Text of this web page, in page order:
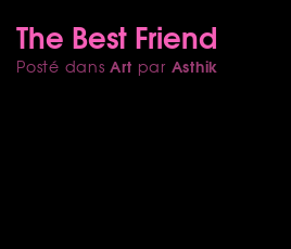
The Best Friend
Posté dansArt par Asthik